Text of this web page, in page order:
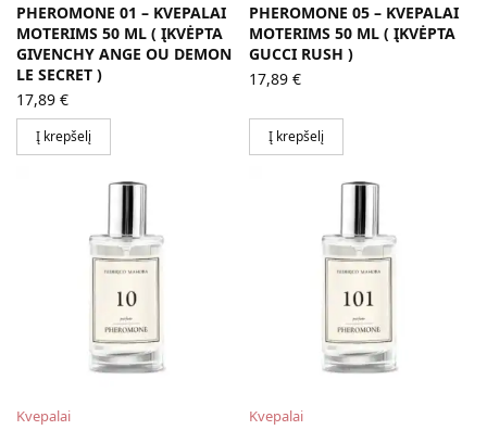
PHEROMONE 01 – KVEPALAI
MOTERIMS 50 ML ( ĮKVĖPTA
GIVENCHY ANGE OU DEMON
LE SECRET )
17,89 €
Į krepšelį
PHEROMONE 05 – KVEPALAI
MOTERIMS 50 ML ( ĮKVĖPTA
GUCCI RUSH )
17,89 €
Į krepšelį
Kvepalai Kvepalai